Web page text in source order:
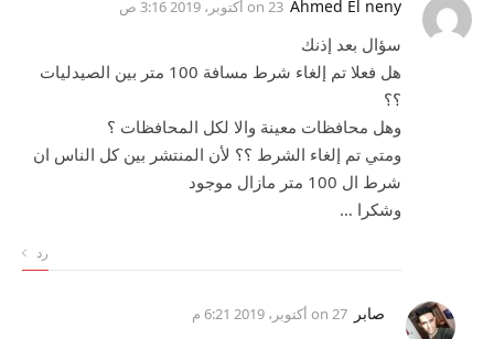
Ahmed El neny 23 أكتوبر، 2019 3:16 ص
سؤال بعد إذنك
هل فعلا تم إلغاء شرط مسافة 100 متر بين الصيدليات
؟؟
وهل محافظات معينة والا لكل المحافظات ؟
ومتي تم إلغاء الشرط ؟؟ لأن المنتشر بين كل الناس ان
شرط ال 100 متر مازال موجود
وشكرا …
رد
صابر 27 أكتوبر، 2019 6:21 م